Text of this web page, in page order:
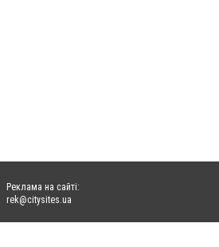
Реклама на сайті:
rek@citysites.ua